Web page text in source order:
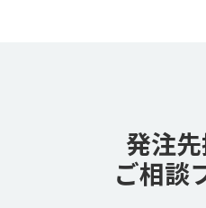
発注
ご相談